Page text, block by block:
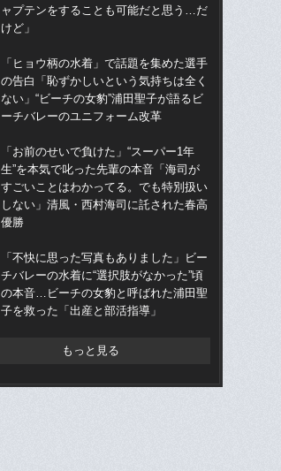
ャプテンをすることも可能だと思う…だ
けど」
「ヒョウ柄の水着」で話題を集めた選手
の告白「恥ずかしいという気持ちは全く
ない」“ビーチの女豹”浦田聖子が語るビ
ーチバレーのユニフォーム改革
「お前のせいで負けた」“スーパー1年
生”を本気で叱った先輩の本音「海司が
すごいことはわかってる。でも特別扱い
しない」清風・西村海司に託された春高
優勝
「不快に思った写真もありました」ビー
チバレーの水着に“選択肢がなかった”頃
の本音…ビーチの女豹と呼ばれた浦田聖
子を救った「出産と部活指導」
もっと見る